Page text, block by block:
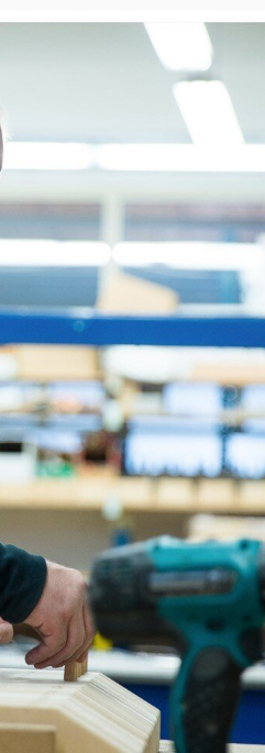
CO
-Emissionen durch
Dafür galt es, ein
passt und